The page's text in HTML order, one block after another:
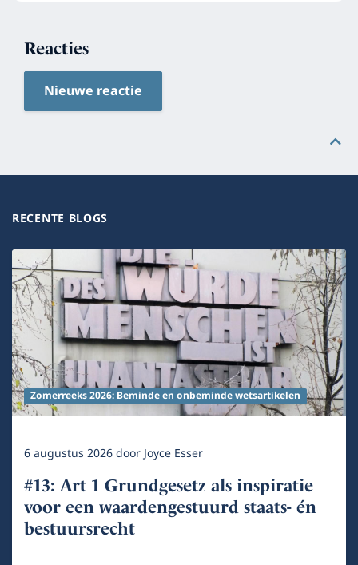
Reacties
Nieuwe reactie
RECENTE BLOGS
Zomerreeks 2026: Beminde en onbeminde wetsartikelen
6 augustus 2026doorJoyce Esser
#13: Art 1 Grundgesetz als inspiratie
voor een waardengestuurd staats- én
bestuursrecht